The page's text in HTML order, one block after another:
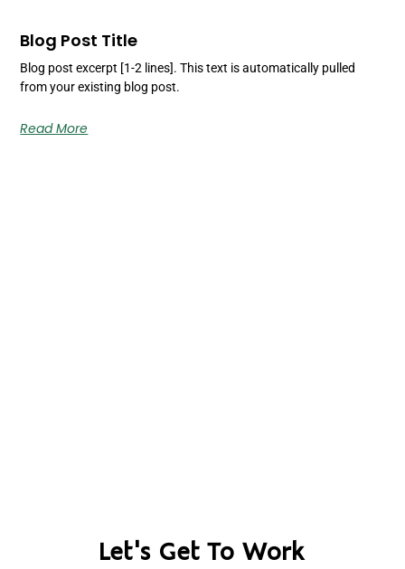
Blog Post Title
Blog post excerpt [1-2 lines]. This text is automatically pulled
from your existing blog post.
Read More
Let's Get To Work